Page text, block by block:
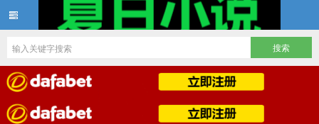
夏日小说